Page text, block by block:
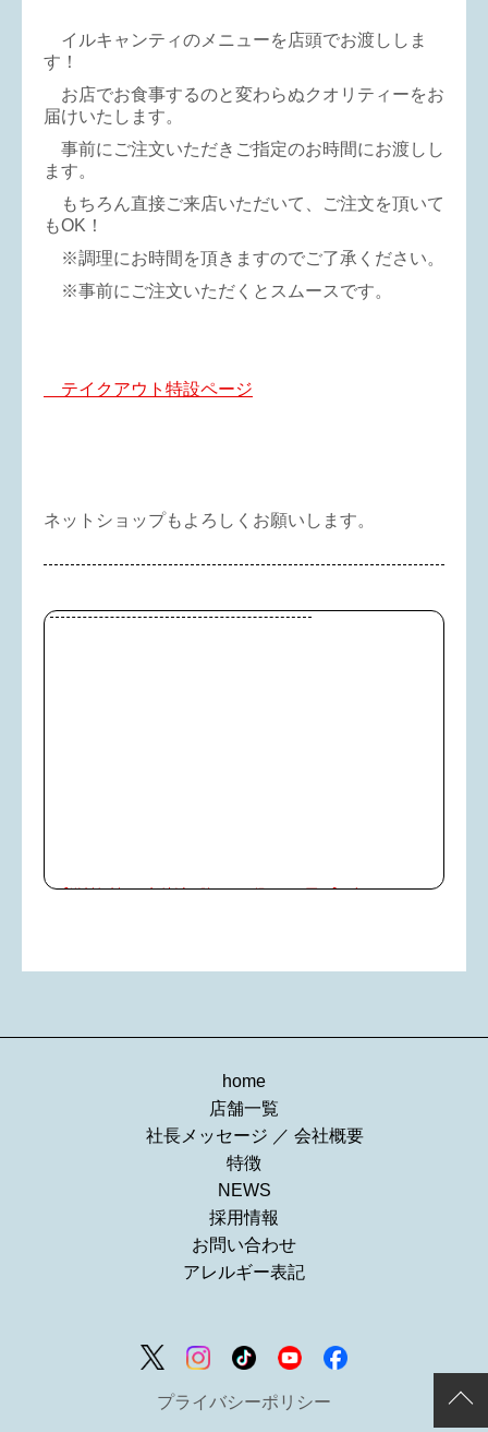
イルキャンティのメニューを店頭でお渡ししま
す！
お店でお食事するのと変わらぬクオリティーをお
届けいたします。
事前にご注文いただきご指定のお時間にお渡しし
ます。
もちろん直接ご来店いただいて、ご注文を頂いて
もOK！
※調理にお時間を頂きますのでご了承ください。
※事前にご注文いただくとスムースです。
テイクアウト特設ページ
ネットショップもよろしくお願いします。
【送料無料（一部地域を除く）お得まとめ買い】ブラッドオレ
home
店舗一覧
社長メッセージ ／ 会社概要
特徴
NEWS
採用情報
お問い合わせ
アレルギー表記
プライバシーポリシー